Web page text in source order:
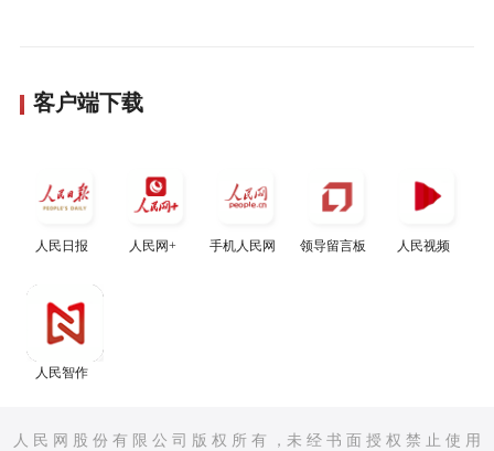
客户端下载
人民日报 人民网+ 手机人民网 领导留言板 人民视频
人民智作
人 民 网 股 份 有 限 公 司 版 权 所 有 ，未 经 书 面 授 权 禁 止 使 用